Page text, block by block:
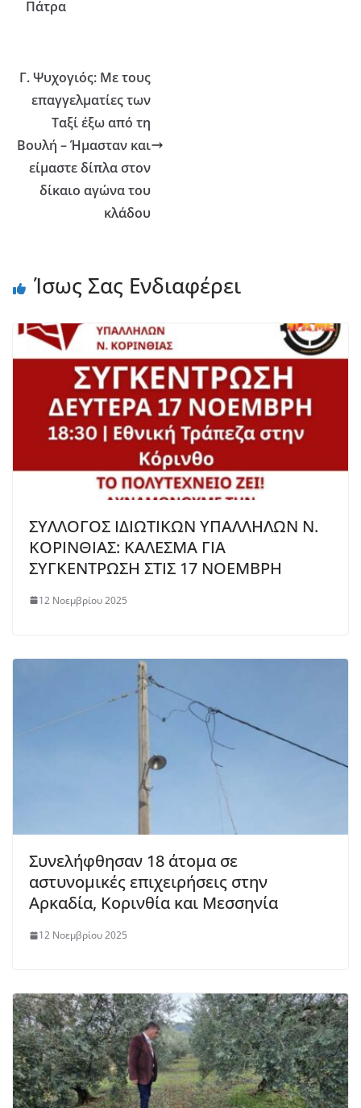
Πάτρα
Γ. Ψυχογιός: Με τους
επαγγελματίες των
Ταξί έξω από τη
Βουλή – Ήμασταν και
είμαστε δίπλα στον
δίκαιο αγώνα του
κλάδου
Ίσως Σας Ενδιαφέρει
ΣΥΛΛΟΓΟΣ ΙΔΙΩΤΙΚΩΝ ΥΠΑΛΛΗΛΩΝ Ν.
ΚΟΡΙΝΘΙΑΣ: ΚΑΛΕΣΜΑ ΓΙΑ
ΣΥΓΚΕΝΤΡΩΣΗ ΣΤΙΣ 17 ΝΟΕΜΒΡΗ
12 Νοεμβρίου 2025
Συνελήφθησαν 18 άτομα σε
αστυνομικές επιχειρήσεις στην
Αρκαδία, Κορινθία και Μεσσηνία
12 Νοεμβρίου 2025